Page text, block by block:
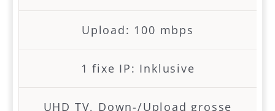
Upload: 100 mbps
1 fixe IP: Inklusive
UHD TV, Down-/Upload grosse